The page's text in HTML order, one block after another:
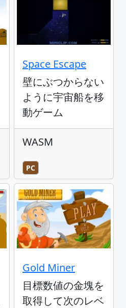
Space Escape
壁にぶつからない
ように宇宙船を移
動ゲーム
WASM
PC
Gold Miner
目標数値の金塊を
取得して次のレベ